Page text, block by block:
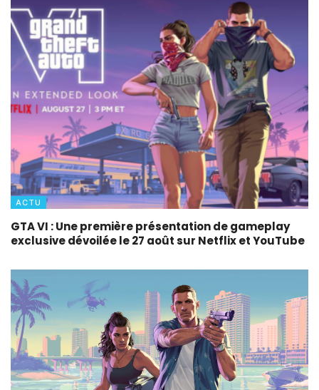
ACTU
GTA VI : Une première présentation de gameplay
exclusive dévoilée le 27 août sur Netflix et YouTube